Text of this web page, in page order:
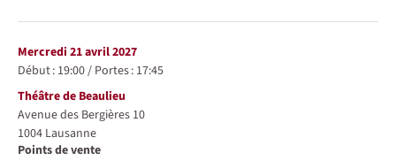
mercredi 21 avril 2027
Début : 19:00/ Portes : 17:45
Lieu
Théâtre de Beaulieu
Avenue des Bergières 10
1004 Lausanne
Points de vente